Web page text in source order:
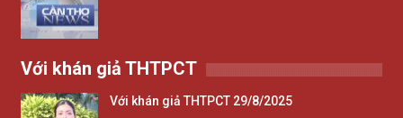
Với khán giả THTPCT
Với khán giả THTPCT 29/8/2025